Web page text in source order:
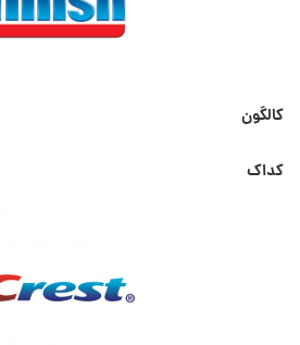
کالگون
کداک